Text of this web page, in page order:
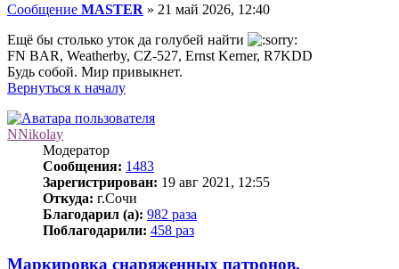
Сообщение MASTER » 21 май 2026, 12:40
Ещё бы столько уток да голубей найти
FN BAR, Weatherby, CZ-527, Ernst Kerner, R7KDD
Будь собой. Мир привыкнет.
Вернуться к началу
NNikolay
Модератор
Сообщения: 1483
Зарегистрирован: 19 авг 2021, 12:55
Откуда: г.Сочи
Благодарил (а): 982 раза
Поблагодарили: 458 раз
Маркировка снаряженных патронов.